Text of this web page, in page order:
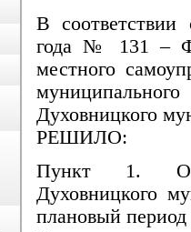
В
года № 131 –
местного
Духовницкого
РЕШИЛО:
Пункт 1.
Духовницкого
плановый